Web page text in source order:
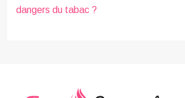
dangers du tabac ?